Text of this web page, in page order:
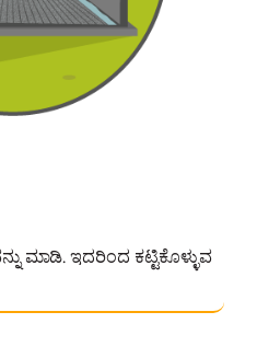
ಮಾಡಿ. ಇದರಿಂದ ಕಟ್ಟಿಕೊಳ್ಳುವ